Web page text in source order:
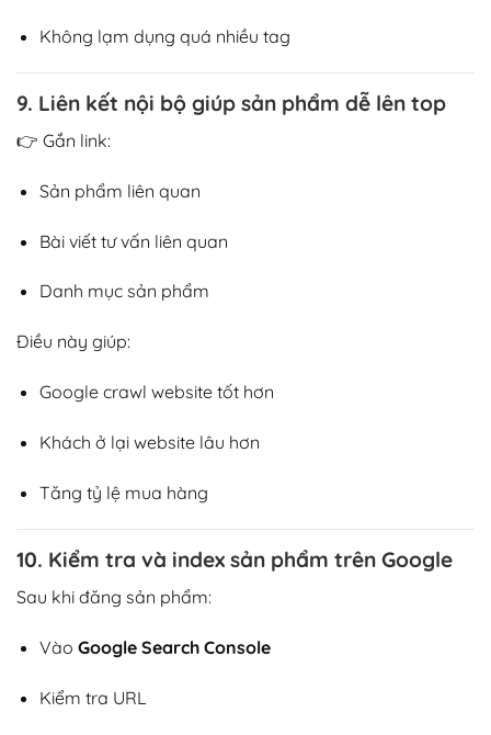
Không lạm dụng quá nhiều tag
9. Liên kết nội bộ giúp sản phẩm dễ lên top
👉 Gắn link:
Sản phẩm liên quan
Bài viết tư vấn liên quan
Danh mục sản phẩm
Điều này giúp:
Google crawl website tốt hơn
Khách ở lại website lâu hơn
Tăng tỷ lệ mua hàng
10. Kiểm tra và index sản phẩm trên Google
Sau khi đăng sản phẩm:
Vào Google Search Console
Kiểm tra URL